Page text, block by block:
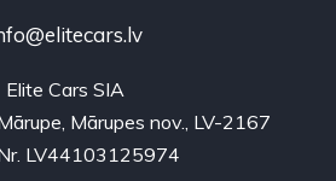
Elite Cars SIA
Mārupes nov., LV-2167
LV44103125974